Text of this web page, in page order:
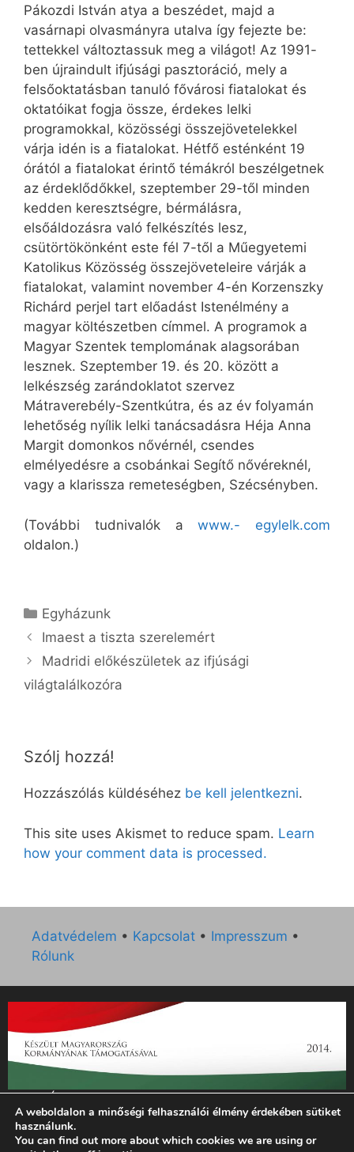
Pákozdi István atya a beszédet, majd a
vasárnapi olvasmányra utalva így fejezte be:
tettekkel változtassuk meg a világot! Az 1991-
ben újraindult ifjúsági pasztoráció, mely a
felsőoktatásban tanuló fővárosi fiatalokat és
oktatóikat fogja össze, érdekes lelki
programokkal, közösségi összejövetelekkel
várja idén is a fiatalokat. Hétfő esténként 19
órától a fiatalokat érintő témákról beszélgetnek
az érdeklődőkkel, szeptember 29-től minden
kedden keresztségre, bérmálásra,
elsőáldozásra való felkészítés lesz,
csütörtökönként este fél 7-től a Műegyetemi
Katolikus Közösség összejöveteleire várják a
fiatalokat, valamint november 4-én Korzenszky
Richárd perjel tart előadást Istenélmény a
magyar költészetben címmel. A programok a
Magyar Szentek templomának alagsorában
lesznek. Szeptember 19. és 20. között a
lelkészség zarándoklatot szervez
Mátraverebély-Szentkútra, és az év folyamán
lehetőség nyílik lelki tanácsadásra Héja Anna
Margit domonkos nővérnél, csendes
elmélyedésre a csobánkai Segítő nővéreknél,
vagy a klarissza remeteségben, Szécsényben.
(További tudnivalók awww.- egylelk.com
oldalon.)
Kategória
Egyházunk
Imaest a tiszta szerelemért
Madridi előkészületek az ifjúsági
világtalálkozóra
Szólj hozzá!
Hozzászólás küldéséhez be kell jelentkezni.
This site uses Akismet to reduce spam. Learn
how your comment data is processed.
Adatvédelem • Kapcsolat • Impresszum •
Rólunk
„Az Új Ember katolikus hetilap 2014. évi működésének
támogatását az EGYH-KCP-14-P-0121 sz. támogatási
szerződés keretében 3 000 000 Ft összegben támogatta az
A weboldalon a minőségi felhasználói élmény érdekében sütiket
használunk.
You can find out more about which cookies we are using or